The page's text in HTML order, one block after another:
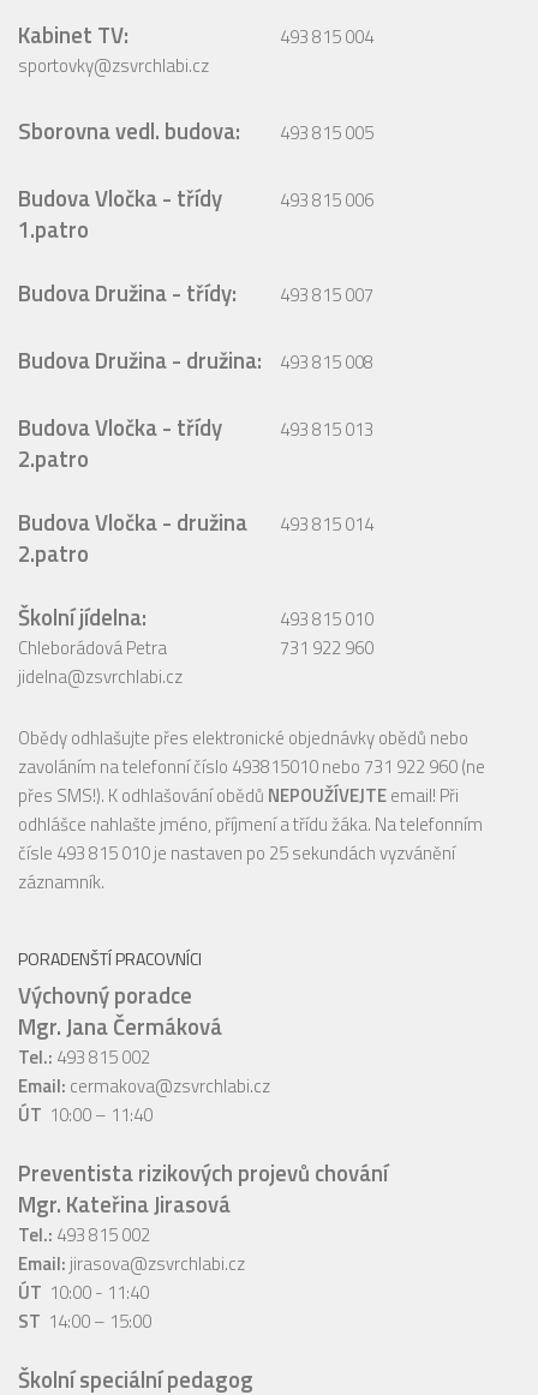
Kabinet TV:
sportovky@zsvrchlabi.cz
493 815 004
Sborovna vedl. budova: 493 815 005
Budova Vločka - třídy
1.patro
493 815 006
Budova Družina - třídy: 493 815 007
Budova Družina - družina: 493 815 008
Budova Vločka - třídy
2.patro
493 815 013
Budova Vločka - družina
2.patro
493 815 014
Školní jídelna:
Chleborádová Petra
jidelna@zsvrchlabi.cz
493 815 010
731 922 960
Obědy odhlašujte přes elektronické objednávky obědů nebo
zavoláním na telefonní číslo 493815010 nebo 731 922 960 (ne
přes SMS!). K odhlašování obědů NEPOUŽÍVEJTEemail! Při
odhlášce nahlašte jméno, příjmení a třídu žáka. Na telefonním
čísle 493 815 010 je nastaven po 25 sekundách vyzvánění
záznamník.
PORADENŠTÍ PRACOVNÍCI
Výchovný poradce
Mgr. Jana Čermáková
Tel.: 493 815 002
Email: cermakova@zsvrchlabi.cz
ÚT 10:00 – 11:40
Preventista rizikových projevů chování
Mgr. Kateřina Jirasová
Tel.: 493 815 002
Email: jirasova@zsvrchlabi.cz
ÚT 10:00 - 11:40
ST 14:00 – 15:00
Školní speciální pedagog